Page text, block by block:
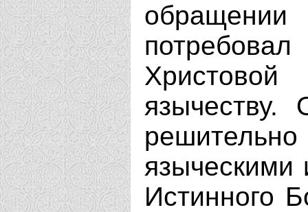
язычеству.
языческими
Истинного